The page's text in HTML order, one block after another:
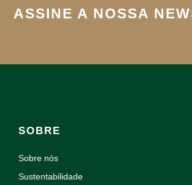
ASSINE A NOSSA
SOBRE
Sobre nós
Sustentabilidade